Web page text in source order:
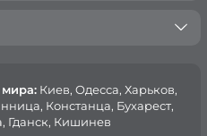
Киев, Oдесса, Харьков,
Констанца, Бухарест,
Гданск, Кишинев